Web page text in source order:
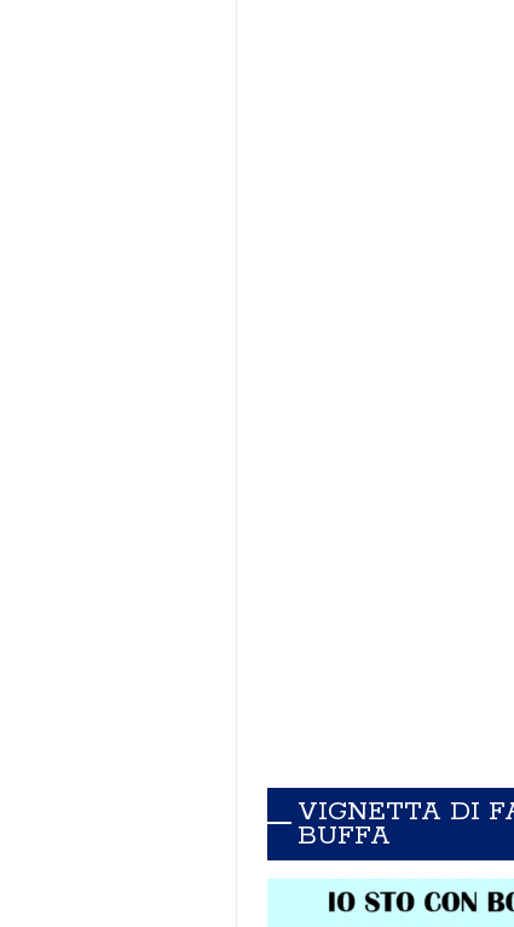
VIGNETTA DI
BUFFA